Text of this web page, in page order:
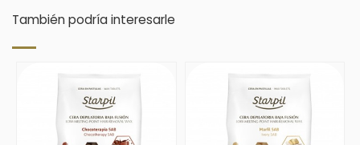
También podría interesarle